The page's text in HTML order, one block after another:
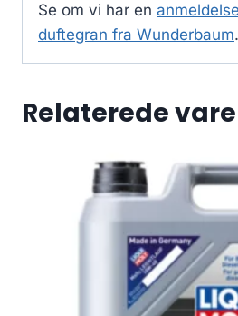
Se om vi har en
duftegran fra Wunderbaum.
Relaterede